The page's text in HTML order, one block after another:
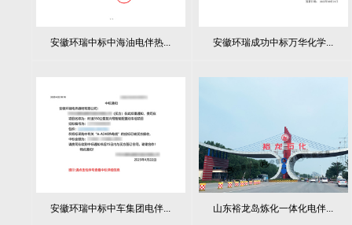
安徽环瑞中标中海油电伴热... 安徽环瑞成功中标万华化学...
安徽环瑞中标中车集团电伴... 山东裕龙岛炼化一体化电伴...